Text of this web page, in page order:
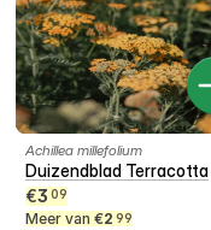
Achillea millefolium
Duizendblad Terracotta
€3 09
Meer van €2 99